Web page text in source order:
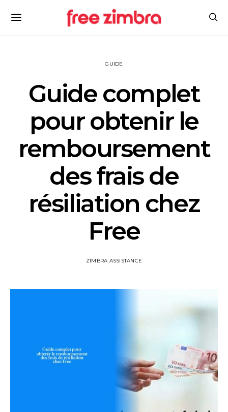
GUIDE
Guide complet
pour obtenir le
remboursement
des frais de
résiliation chez
Free
ZIMBRA ASSISTANCE